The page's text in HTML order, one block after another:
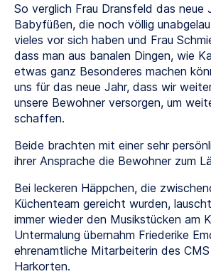
So verglich Frau Dransfeld das neue
Babyfüßen, die noch völlig
vieles vor sich haben und Frau
dass man aus banalen Dingen, wie
etwas ganz Besonderes machen
uns für das neue Jahr, dass wir
unsere Bewohner versorgen, um
schaffen.
Beide brachten mit einer sehr
ihrer Ansprache die Bewohner zum
Bei leckeren Häppchen, die
Küchenteam gereicht wurden,
immer wieder den Musikstücken am
Untermalung übernahm Friederike
ehrenamtliche Mitarbeiterin des
Harkorten.